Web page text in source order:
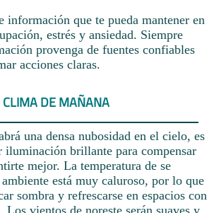
información que te pueda mantener en
estrés y ansiedad. Siempre
provenga de fuentes confiables
acciones claras.
CLIMA DE MAÑANA
una densa nubosidad en el cielo, es
iluminación brillante para compensar
mejor. La temperatura de se
está muy caluroso, por lo que
sombra y refrescarse en espacios con